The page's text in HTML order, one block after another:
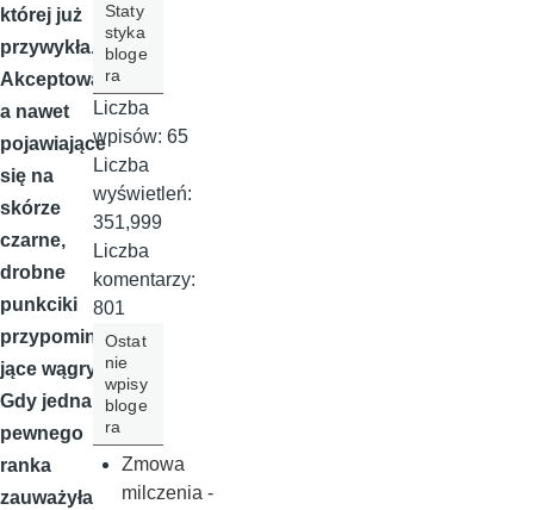
której już
przywykła.
Akceptował
a nawet
pojawiające
się na
skórze
czarne,
drobne
punkciki
przypomina
jące wągry.
Gdy jednak
pewnego
ranka
zauważyła
Staty
styka
bloge
ra
Liczba
wpisów: 65
Liczba
wyświetleń:
351,999
Liczba
komentarzy:
801
Ostat
nie
wpisy
bloge
ra
Zmowa
milczenia -